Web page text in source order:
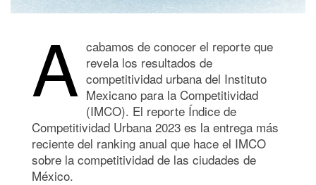
A cabamos de conocer el reporte que
revela los resultados de
competitividad urbana del Instituto
Mexicano para la Competitividad
(IMCO). El reporte Índice de
Competitividad Urbana 2023 es la entrega más
reciente del ranking anual que hace el IMCO
sobre la competitividad de las ciudades de
México.